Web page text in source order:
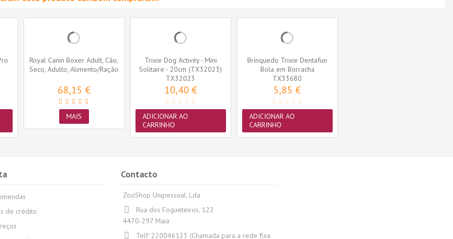
Royal Canin Boxer Adult, Cão,
Seco, Adulto, Alimento/Ração
68,15 €
MAIS
Trixie Dog Activity - Mini
Solitaire - 20cm (TX32023)
TX32023
10,40 €
ADICIONAR AO
CARRINHO
Brinquedo Trixie Dentafun
Bola em Borracha
Termoplástica...
TX33680
5,85 €
ADICIONAR AO
CARRINHO
de crédito
Contacto
ZooShop Unipessoal, Lda
Rua dos Fogueteiros, 122
4470-297 Maia
Telf: 220046123 (Chamada para a rede fixa